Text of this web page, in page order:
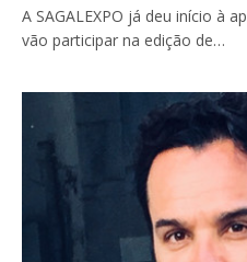
A SAGALEXPO já deu início à
vão participar na edição de…